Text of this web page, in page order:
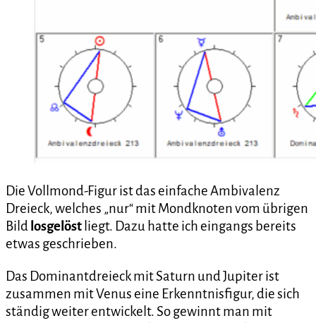
Die Vollmond-Figur ist das einfache Ambivalenz
Dreieck, welches „nur“ mit Mondknoten vom übrigen
Bild losgelöstliegt. Dazu hatte ich eingangs bereits
etwas geschrieben.
Das Dominantdreieck mit Saturn und Jupiter ist
zusammen mit Venus eine Erkenntnisfigur, die sich
ständig weiter entwickelt. So gewinnt man mit